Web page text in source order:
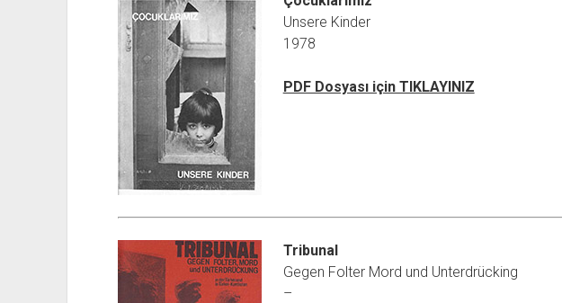
Unsere Kinder
1978
PDF Dosyası için TIKLAYINIZ
Tribunal
Gegen Folter Mord und Unterdrücking
–